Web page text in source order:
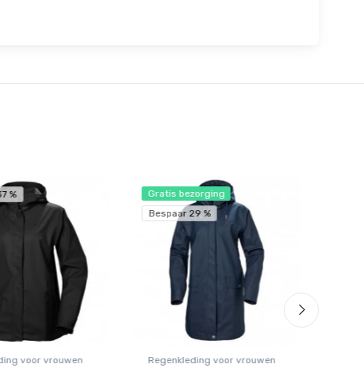
%
voor vrouwen
Gratis bezorging
Bespaar 29 %
Regenkleding voor vrouwen